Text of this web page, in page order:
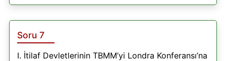
Soru 7
I. İtilaf Devletlerinin TBMM’yi Londra Konferansı’na